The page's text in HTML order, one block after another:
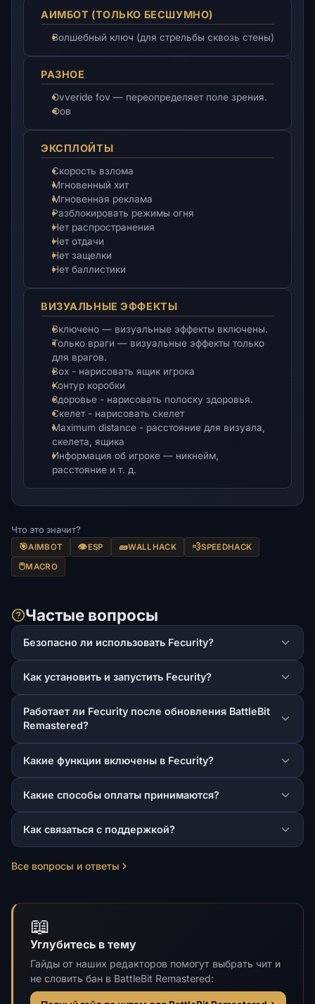
АИМБОТ (ТОЛЬКО БЕСШУМНО)
Волшебный ключ (для стрельбы сквозь стены)
РАЗНОЕ
Ovveride fov — переопределяет поле зрения.
Фов
ЭКСПЛОЙТЫ
Скорость взлома
Мгновенный хит
Мгновенная реклама
Разблокировать режимы огня
Нет распространения
Нет отдачи
Нет защелки
Нет баллистики
ВИЗУАЛЬНЫЕ ЭФФЕКТЫ
Включено — визуальные эффекты включены.
Только враги — визуальные эффекты только
для врагов.
Box - нарисовать ящик игрока
Контур коробки
Здоровье - нарисовать полоску здоровья.
Скелет - нарисовать скелет
Maximum distance - расстояние для визуала,
скелета, ящика
Информация об игроке — никнейм,
расстояние и т. д.
Что это значит?
🎯AIMBOT 👁️ESP 🧱WALLHACK 💨SPEEDHACK
🖱️MACRO
Частые вопросы
Безопасно ли использовать Fecurity?
Как установить и запустить Fecurity?
Работает ли Fecurity после обновления BattleBit
Remastered?
Какие функции включены в Fecurity?
Какие способы оплаты принимаются?
Как связаться с поддержкой?
Все вопросы и ответы
📖
Углубитесь в тему
Гайды от наших редакторов помогут выбрать чит и
не словить бан в BattleBit Remastered: